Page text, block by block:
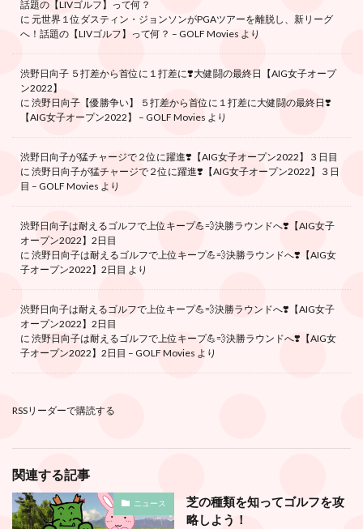
話題の【LIVゴルフ】って何？
に 元世界１位ダスティン・ジョンソンがPGAツアーを離脱し、新リーグ
へ！話題の【LIVゴルフ】って何？ – GOLF Movies より
渋野日向子 ５打差から首位に１打差に❣️大健闘の最終日【AIG女子オープ
ン2022】
に 渋野日向子【優勝争い】 ５打差から首位に１打差に大健闘の最終日❣️
【AIG女子オープン2022】 – GOLF Movies より
渋野日向子が猛チャージで２位に躍進❣️【AIG女子オープン2022】３日目
に 渋野日向子が猛チャージで２位に躍進❣️【AIG女子オープン2022】３日
目 – GOLF Movies より
渋野日向子は耐えるゴルフで上位キープ💪💨決勝ラウンドへ❣️【AIG女子
オープン2022】2日目
に 渋野日向子は耐えるゴルフで上位キープ💪💨決勝ラウンドへ❣️【AIG女
子オープン2022】2日目 より
渋野日向子は耐えるゴルフで上位キープ💪💨決勝ラウンドへ❣️【AIG女子
オープン2022】2日目
に 渋野日向子は耐えるゴルフで上位キープ💪💨決勝ラウンドへ❣️【AIG女
子オープン2022】2日目 – GOLF Movies より
RSSリーダーで購読する
関連する記事
ニュース
芝の種類を知ってゴルフを攻
略しよう！